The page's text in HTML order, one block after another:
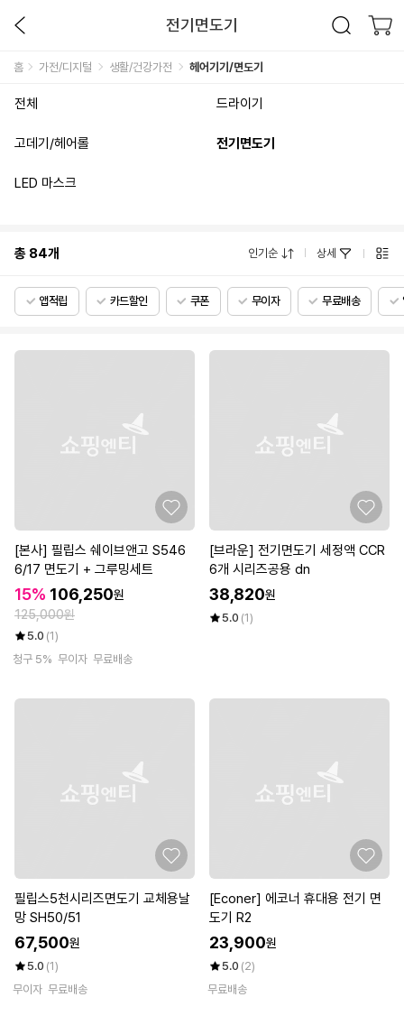
전기면도기
홈 가전/디지털 생활/건강가전 헤어기기/면도기
전체 드라이기
고데기/헤어롤 전기면도기
LED 마스크
총 84개 인기순 상세
앱적립 카드할인 쿠폰 무이자 무료배송
[본사] 필립스 쉐이브앤고 S546
6/17 면도기 + 그루밍세트
15% 106,250원
125,000원
5.0 (1)
청구 5% 무이자 무료배송
[브라운] 전기면도기 세정액 CCR
6개 시리즈공용 dn
38,820원
5.0 (1)
필립스5천시리즈면도기 교체용날
망 SH50/51
67,500원
5.0 (1)
무이자 무료배송
[Econer] 에코너 휴대용 전기 면
도기 R2
23,900원
5.0 (2)
무료배송